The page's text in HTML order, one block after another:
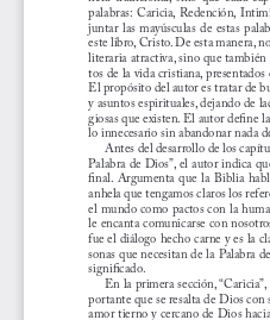
palabras:  Caricia,  Redención,
juntar  las  mayúsculas  de  estas
este libro, Cristo. De esta manera,
literaria atractiva, sino que también
tos de la vida cristiana,
El propósito del autor es tratar de
y asuntos espirituales, dejando de
giosas que existen. El autor define
lo innecesario sin abandonar nada
Antes del desarrollo de los
Palabra de Dios”, el autor indica
final.  Argumenta  que  la  Biblia
anhela que tengamos claros los
el mundo como pactos con la
le encanta comunicarse con
fue el diálogo hecho carne y es la
sonas que necesitan de la Palabra
significado.
En la primera sección,
portante que se resalta de Dios con
amor tierno y cercano de Dios